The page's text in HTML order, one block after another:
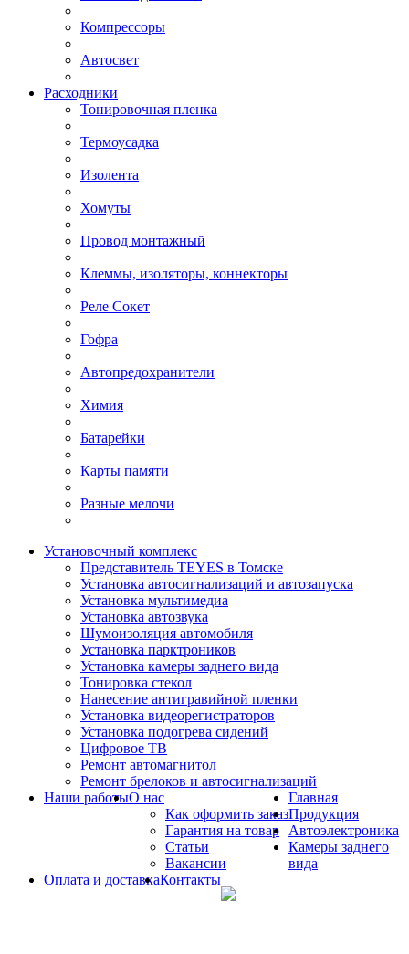
Компрессоры
Автосвет
Расходники
Тонировочная пленка
Термоусадка
Изолента
Хомуты
Провод монтажный
Клеммы, изоляторы, коннекторы
Реле Сокет
Гофра
Автопредохранители
Химия
Батарейки
Карты памяти
Разные мелочи
Установочный комплекс
Представитель TEYES в Томске
Установка автосигнализаций и автозапуска
Установка мультимедиа
Установка автозвука
Шумоизоляция автомобиля
Установка парктроников
Установка камеры заднего вида
Тонировка стекол
Нанесение антигравийной пленки
Установка видеорегистраторов
Установка подогрева сидений
Цифровое ТВ
Ремонт автомагнитол
Ремонт брелоков и автосигнализаций
Наши работыО нас
Как оформить заказ
Гарантия на товар
Статьи
Вакансии
Оплата и доставкаКонтакты
Главная
Продукция
Автоэлектроника
Камеры заднего
вида